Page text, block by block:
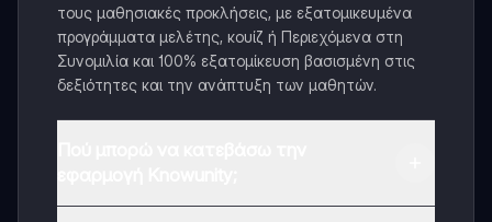
τους μαθησιακές προκλήσεις, με εξατομικευμένα
προγράμματα μελέτης, κουίζ ή Περιεχόμενα στη
Συνομιλία και 100% εξατομίκευση βασισμένη στις
δεξιότητες και την ανάπτυξη των μαθητών.